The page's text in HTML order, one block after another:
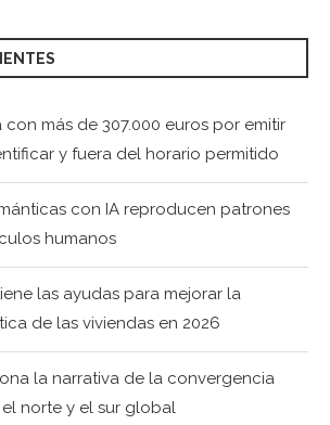
con más de 307.000 euros por emitir
y fuera del horario permitido
con IA reproducen patrones
humanos
las ayudas para mejorar la
de las viviendas en 2026
la narrativa de la convergencia
norte y el sur global